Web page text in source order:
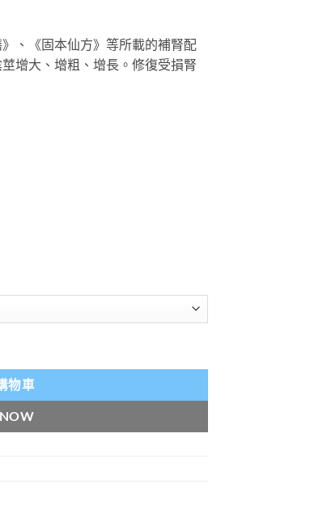
、《固本仙方》等所載的補腎配
增大、增粗、增長。修復受損腎
物車